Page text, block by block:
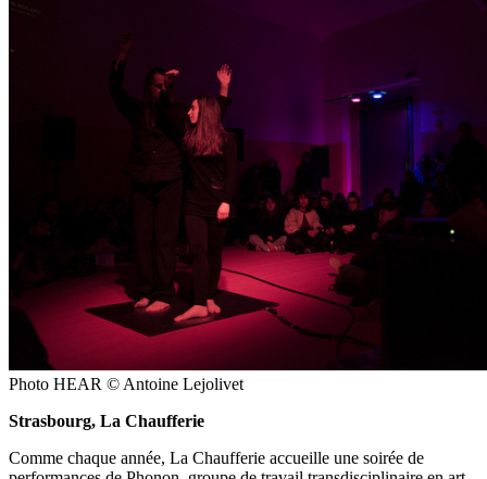
Photo HEAR © Antoine Lejolivet
Strasbourg, La Chaufferie
Comme chaque année, La Chaufferie accueille une soirée de